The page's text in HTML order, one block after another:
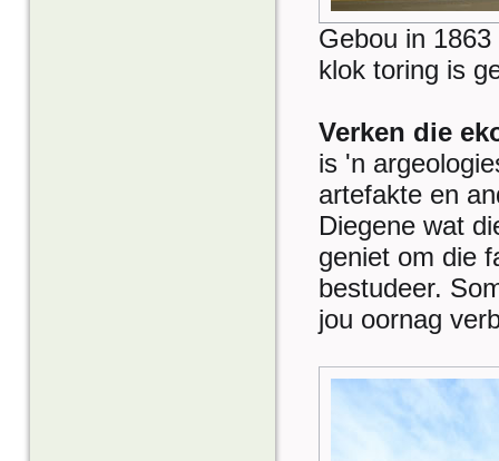
Gebou in
klok toring is
Verken die
is 'n
artefakte en
Diegene wat
geniet om die
bestudeer.
jou oornag